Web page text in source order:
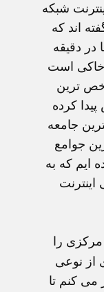
شبکه
اند که
در دقيقه
خاکی است
ترين
کرده
جامعه
جوامع
ايم که به
را
از نوعی
می کنم تا